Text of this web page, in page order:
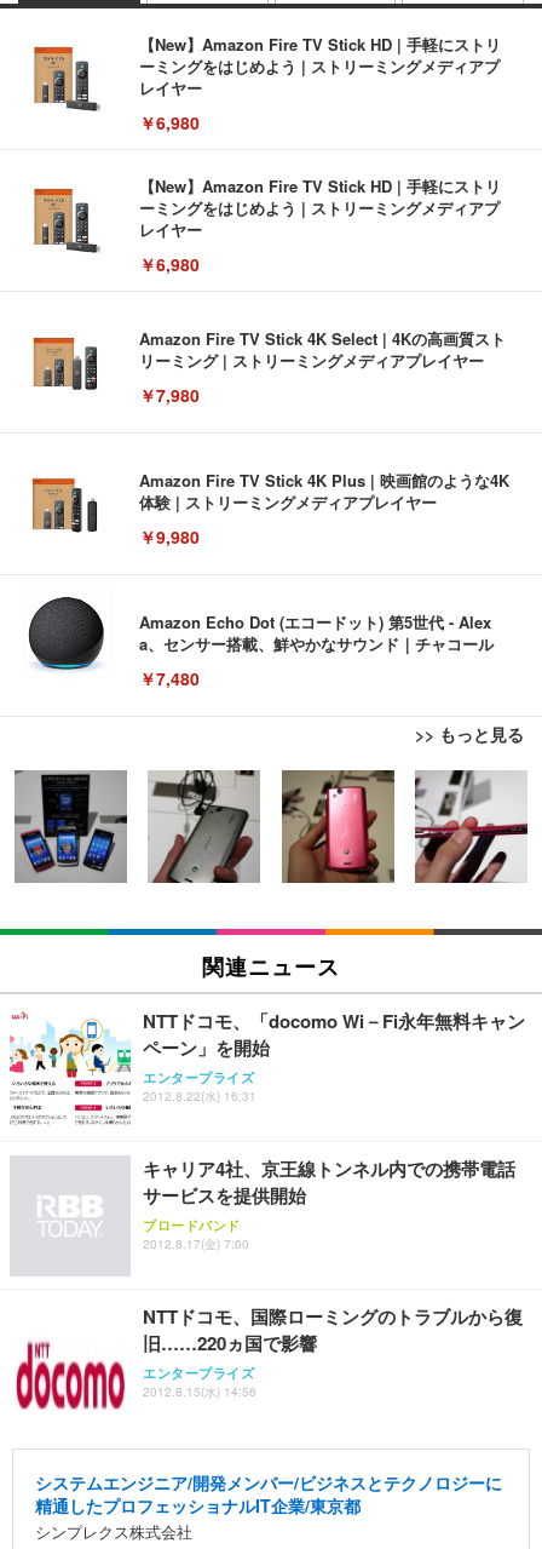
【New】Amazon Fire TV Stick HD | 手軽にストリ
ーミングをはじめよう | ストリーミングメディアプ
レイヤー
￥6,980
【New】Amazon Fire TV Stick HD | 手軽にストリ
ーミングをはじめよう | ストリーミングメディアプ
レイヤー
￥6,980
Amazon Fire TV Stick 4K Select | 4Kの高画質スト
リーミング | ストリーミングメディアプレイヤー
￥7,980
Amazon Fire TV Stick 4K Plus | 映画館のような4K
体験 | ストリーミングメディアプレイヤー
￥9,980
Amazon Echo Dot (エコードット) 第5世代 - Alex
a、センサー搭載、鮮やかなサウンド｜チャコール
￥7,480
>> もっと見る
[EdoErgo] オフィスチェア 椅子 テレワーク 疲れな
い 跳ね上げ式アームレスト コンパクト 約105度ロッ
キング pc 事務椅子 360度回転 座面昇降 強化ナイロ
ン樹脂ベース 通気性メッシュ 在宅ワーク H-WY01
(黒網+黒枠+黒足)
￥5,699
SIHOO B100 オフィスチェア／デスクチェア メッシ
ュチェア 人間工学 疲れない ブラック
￥27,999
Sezlife オフィスチェア デスクチェア 疲れない テレ
ワーク チェア 強化バックレスト 30度ロッキング機
能 人間工学 椅子 腰サポート 90度跳ね上げ式アーム
務用 おしゃれ パソコンチェア (ブラック)
Sezlife オフィスチェア デスクチェア 疲れない テレ
ワーク チェア 強化バックレスト 30度ロッキング機
能 人間工学 椅子 腰サポート 90度跳ね上げ式アーム
務用 おしゃれ パソコンチェア (ホワイト)
ANDWINT オフィスチェア デスクチェア 肘なし メ
ッシュ 通気性 ランバーサポート付き 腰サポート ガ
ス圧無段階昇降 360度回転 キャスター付き コンパク
EIZO ビジネス向けプレミアムモニター | FlexScan
EV3240X-WT | 31.5型4K UHD・USB Type-C・ホワ
￥105,595
EIZO ビジネス向けプレミアムモニター | FlexScan
￥109,572
【純正品】27"ゲーミングモニター DualSense 充電
フック付き（CFI-ZDM1J）
【整備済み品】Dell E2724HS 27インチ 液晶モニタ
ー フルHD（1920×1080）VA 非光沢 HDMI/DisplayP
ort/VGA スピーカー内蔵 高さ調整 スイベル VESA対
【MiniLED/24.5inch/280Hz/FHD】GRAPHT THE S
HOOTER Gaming Monitor 24” Essential ゲーミン
グモニター QD 24.5インチ 1ms FHD 量子ドット 残
Amazonベーシック ペットシーツ 薄型 レギュラー 1
回使い捨て 無香料 ホワイト 300枚
￥3,373
Amazonベーシック ペットシーツ 厚型 ワイド 42枚
x2袋(84枚) ホワイト(吸収面:ライトブルー)
￥3,234
ネオ・ルーライフ ネオ・オムツ L 中型犬用 26枚入
り 単品
Smart Basic(スマートベーシック) 【Amazon.co.jp
限定】 Smart Basic アイリスオーヤマ ペットシーツ
超厚型 お徳用 ワイド 100枚入 (x 1) (ケース販売)
アイリスオーヤマ ペットシーツ 超厚型 お徳用 レギ
ュラー 200枚入【Amazon.co.jp限定】
関連ニュース
NTTドコモ、「docomo Wi－Fi永年無料キャン
ペーン」を開始
エンタープライズ
2012.8.22(水) 16:31
キャリア4社、京王線トンネル内での携帯電話
サービスを提供開始
ブロードバンド
2012.8.17(金) 7:00
NTTドコモ、国際ローミングのトラブルから復
旧……220ヵ国で影響
エンタープライズ
2012.8.15(水) 14:56
システムエンジニア/開発メンバー/ビジネスとテクノロジーに
精通したプロフェッショナルIT企業/東京都
シンプレクス株式会社